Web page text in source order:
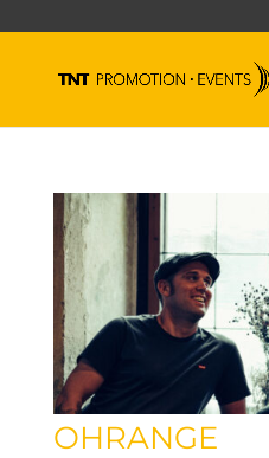
OHRANGE